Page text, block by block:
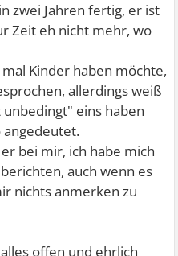
zwei Jahren fertig, er ist
Zeit eh nicht mehr, wo
Kinder haben möchte,
allerdings weiß
eins haben
angedeutet.
bei mir, ich habe mich
auch wenn es
nichts anmerken zu
offen und ehrlich